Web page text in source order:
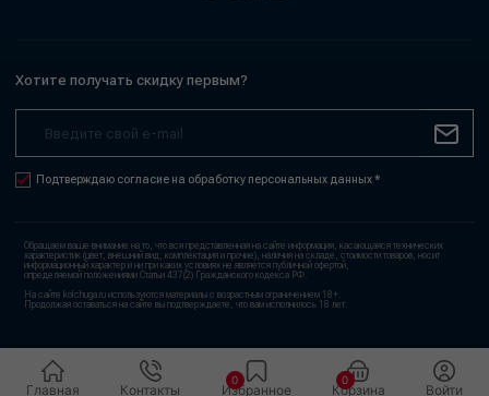
Хотите получать скидку первым?
Подтверждаю согласие на обработку персональных данных *
Обращаем ваше внимание на то, что вся представленная на сайте информация, касающаяся технических
характеристик (цвет, внешний вид, комплектация и прочие), наличия на складе, стоимости товаров, носит
информационный характер и ни при каких условиях не является публичной офертой,
определяемой положениями Статьи 437(2) Гражданского кодекса РФ.
На сайте kolchuga.ru используются материалы с возрастным ограничением 18+.
Продолжая оставаться на сайте вы подтверждаете, что вам исполнилось 18 лет.
Главная Контакты Избранное
0
Корзина
0
Войти